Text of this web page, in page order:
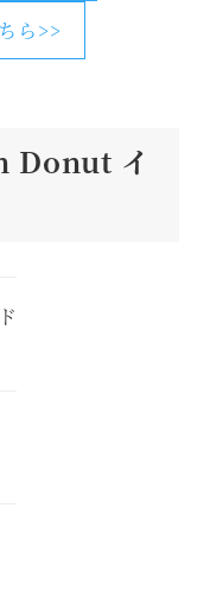
ら>>
Donut イ